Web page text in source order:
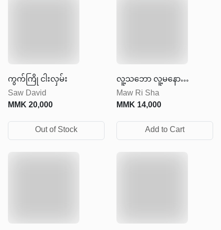
ကွက်ကြို ငါးလှမ်း
Saw David
MMK20,000
Out of Stock
လူ့သဘော လူ့မနော
အနှစ်ချုပ်
Maw Ri Sha
MMK14,000
Add to Cart